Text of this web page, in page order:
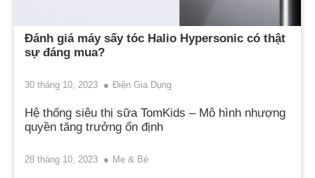
Đánh giá máy sấy tóc Halio Hypersonic có thật
sự đáng mua?
30 tháng 10, 2023 Điện Gia Dụng
Hệ thống siêu thị sữa TomKids – Mô hình nhượng
quyền tăng trưởng ổn định
28 tháng 10, 2023 Mẹ & Bé